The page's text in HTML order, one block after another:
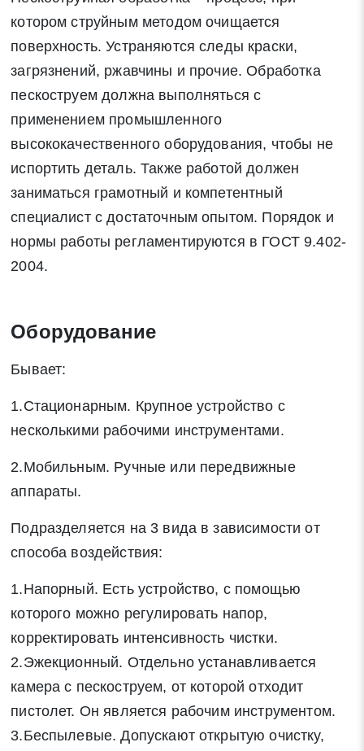
котором струйным методом очищается
поверхность. Устраняются следы краски,
загрязнений, ржавчины и прочие. Обработка
пескоструем должна выполняться с
применением промышленного
высококачественного оборудования, чтобы не
испортить деталь. Также работой должен
заниматься грамотный и компетентный
специалист с достаточным опытом. Порядок и
нормы работы регламентируются в ГОСТ 9.402-
2004.
Оборудование
Бывает:
1.Стационарным. Крупное устройство с
несколькими рабочими инструментами.
2.Мобильным. Ручные или передвижные
аппараты.
Подразделяется на 3 вида в зависимости от
способа воздействия:
1.Напорный. Есть устройство, с помощью
которого можно регулировать напор,
корректировать интенсивность чистки.
2.Эжекционный. Отдельно устанавливается
камера с пескоструем, от которой отходит
пистолет. Он является рабочим инструментом.
3.Беспылевые. Допускают открытую очистку,